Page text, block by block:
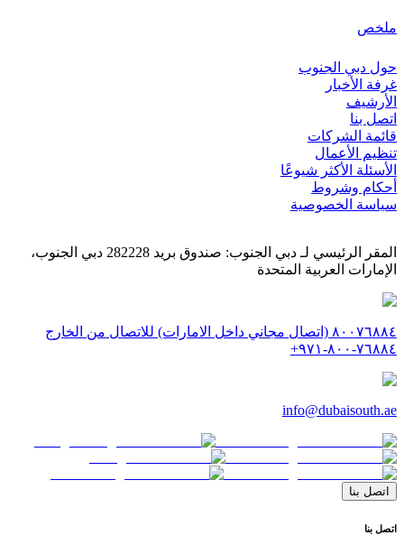
ملخص
حول دبي الجنوب
غرفة الأخبار
الأرشيف
اتصل بنا
قائمة الشركات
تنظيم الأعمال
الأسئلة الأكثر شيوعًا
أحكام وشروط
سياسة الخصوصية
المقر الرئيسي لـ دبي الجنوب: صندوق بريد 282228 دبي الجنوب،
الإمارات العربية المتحدة
٨٠٠٧٦٨٨٤ (اتصال مجاني داخل الامارات) للاتصال من الخارج
٧٦٨٨٤-٨٠٠-٩٧١+
info@dubaisouth.ae
اتصل بنا
اتصل بنا